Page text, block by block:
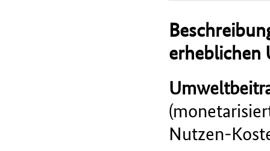
erheblichen
Nutzen-